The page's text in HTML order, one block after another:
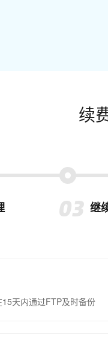
续
继
天内通过FTP及时备份